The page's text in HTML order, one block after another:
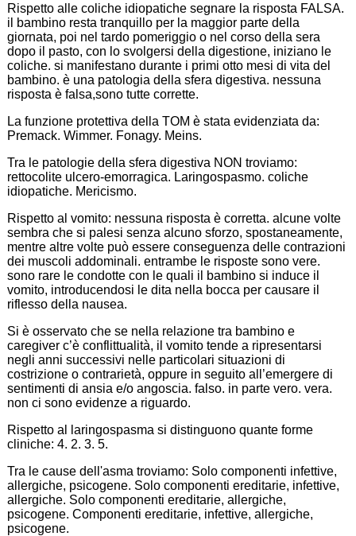
Rispetto alle coliche idiopatiche segnare la risposta FALSA.
il bambino resta tranquillo per la maggior parte della
giornata, poi nel tardo pomeriggio o nel corso della sera
dopo il pasto, con lo svolgersi della digestione, iniziano le
coliche. si manifestano durante i primi otto mesi di vita del
bambino. è una patologia della sfera digestiva. nessuna
risposta è falsa,sono tutte corrette.
La funzione protettiva della TOM è stata evidenziata da:
Premack. Wimmer. Fonagy. Meins.
Tra le patologie della sfera digestiva NON troviamo:
rettocolite ulcero-emorragica. Laringospasmo. coliche
idiopatiche. Mericismo.
Rispetto al vomito: nessuna risposta è corretta. alcune volte
sembra che si palesi senza alcuno sforzo, spostaneamente,
mentre altre volte può essere conseguenza delle contrazioni
dei muscoli addominali. entrambe le risposte sono vere.
sono rare le condotte con le quali il bambino si induce il
vomito, introducendosi le dita nella bocca per causare il
riflesso della nausea.
Si è osservato che se nella relazione tra bambino e
caregiver c’è conflittualità, il vomito tende a ripresentarsi
negli anni successivi nelle particolari situazioni di
costrizione o contrarietà, oppure in seguito all’emergere di
sentimenti di ansia e/o angoscia. falso. in parte vero. vera.
non ci sono evidenze a riguardo.
Rispetto al laringospasma si distinguono quante forme
cliniche: 4. 2. 3. 5.
Tra le cause dell'asma troviamo: Solo componenti infettive,
allergiche, psicogene. Solo componenti ereditarie, infettive,
allergiche. Solo componenti ereditarie, allergiche,
psicogene. Componenti ereditarie, infettive, allergiche,
psicogene.